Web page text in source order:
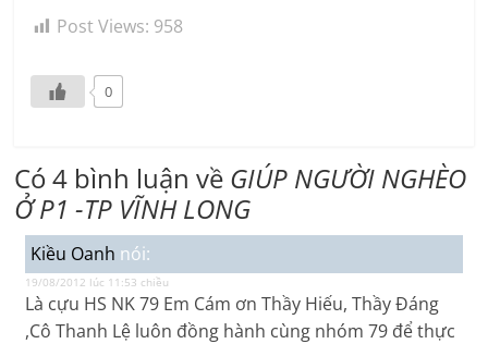
Post Views: 958
0
Có 4 bình luận về GIÚP NGƯỜI NGHÈO
Ở P1 -TP VĨNH LONG
Kiều Oanh nói:
19/08/2012 lúc 11:53 chiều
Là cựu HS NK 79 Em Cám ơn Thầy Hiếu, Thầy Đáng
,Cô Thanh Lệ luôn đồng hành cùng nhóm 79 để thực